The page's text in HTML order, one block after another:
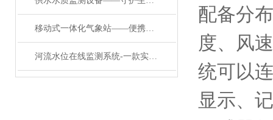
移动式一体化气象站——便携气象站：小巧身材，大气象智慧
河流水位在线监测系统-一款实时在线的在线水位监测预警系统#2023已更新
配备分
度、风
统可以
显示、